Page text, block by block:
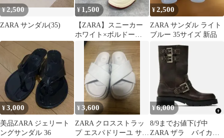
¥2,500
ZARA サンダル(35)
¥ 1,500
【ZARA】スニーカー
ホワイト×ボルドー
37（24.0cm）
¥2,500
ZARA サンダル ライト
ブルー 35サイズ 新品
¥3,000
美品ZARA ジェリート
ングサンダル 36
¥3,600
ZARA クロスストラッ
プ エスパドリーユ サン
¥6,000
8/9までお値下げ中
ZARA ザラ バイカー